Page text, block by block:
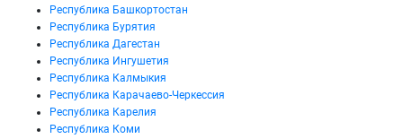
Республика Башкортостан
Республика Бурятия
Республика Дагестан
Республика Ингушетия
Республика Калмыкия
Республика Карачаево-Черкессия
Республика Карелия
Республика Коми